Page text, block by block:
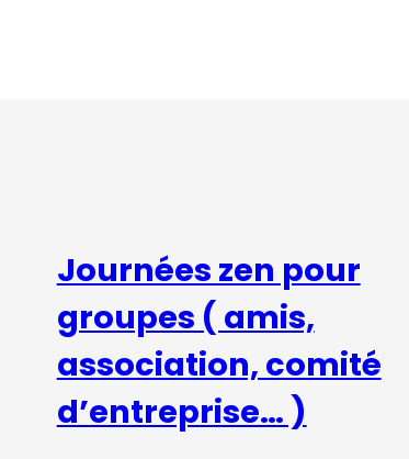
Journées zen pour
groupes ( amis,
association, comité
d’entreprise… )